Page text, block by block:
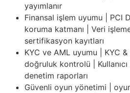
yayımlanır
Finansal işlem uyumu | PCI
koruma katmanı | Veri
sertifikasyon kayıtları
KYC ve AML uyumu | KYC
doğruluk kontrolü |
denetim raporları
Güvenli oyun yönetimi |